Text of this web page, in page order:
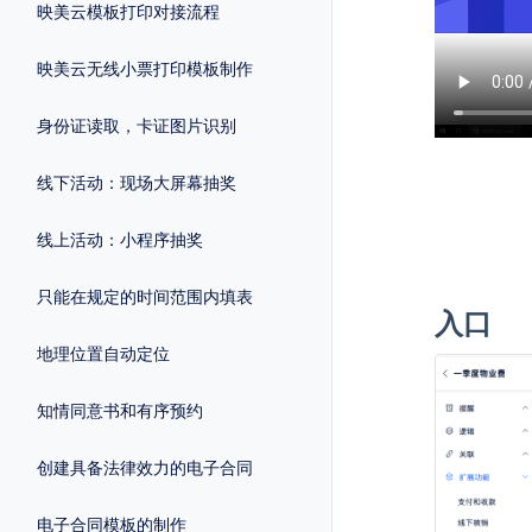
映美云模板打印对接流程
映美云无线小票打印模板制作
身份证读取，卡证图片识别
线下活动：现场大屏幕抽奖
线上活动：小程序抽奖
只能在规定的时间范围内填表
地理位置自动定位
知情同意书和有序预约
创建具备法律效力的电子合同
电子合同模板的制作
入口